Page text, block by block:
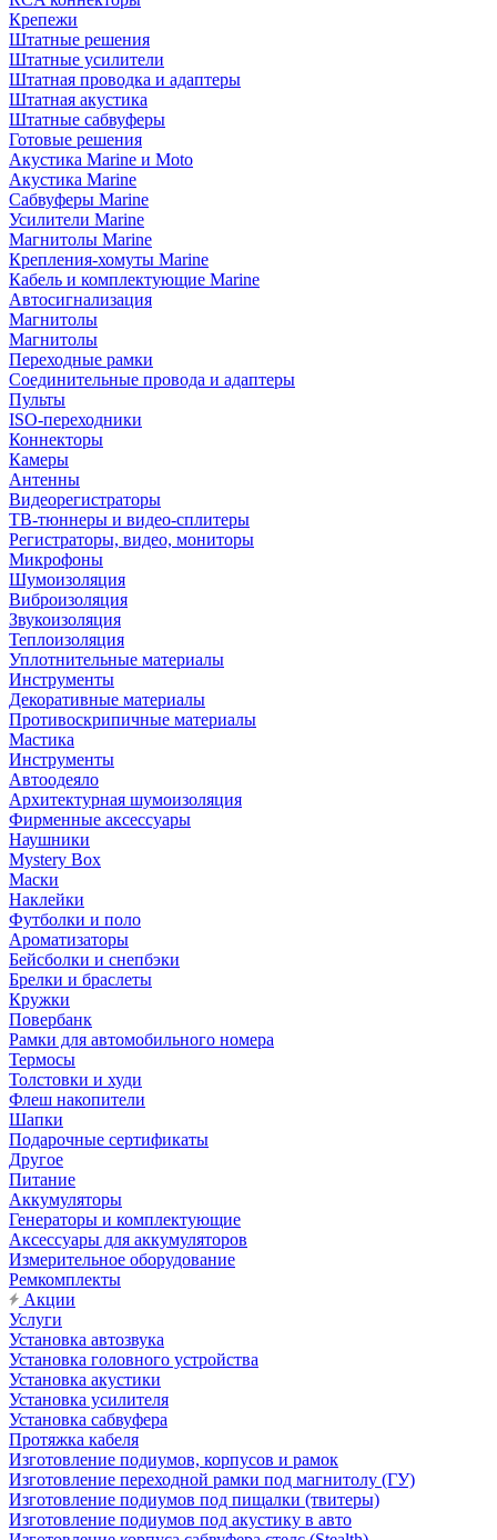
Крепежи
Штатные решения
Штатные усилители
Штатная проводка и адаптеры
Штатная акустика
Штатные сабвуферы
Готовые решения
Акустика Marine и Moto
Акустика Marine
Сабвуферы Marine
Усилители Marine
Магнитолы Marine
Крепления-хомуты Marine
Кабель и комплектующие Marine
Автосигнализация
Магнитолы
Магнитолы
Переходные рамки
Соединительные провода и адаптеры
Пульты
ISO-переходники
Коннекторы
Камеры
Антенны
Видеорегистраторы
ТВ-тюннеры и видео-сплитеры
Регистраторы, видео, мониторы
Микрофоны
Шумоизоляция
Виброизоляция
Звукоизоляция
Теплоизоляция
Уплотнительные материалы
Инструменты
Декоративные материалы
Противоскрипичные материалы
Мастика
Инструменты
Автоодеяло
Архитектурная шумоизоляция
Фирменные аксессуары
Наушники
Mystery Box
Маски
Наклейки
Футболки и поло
Ароматизаторы
Бейсболки и снепбэки
Брелки и браслеты
Кружки
Повербанк
Рамки для автомобильного номера
Термосы
Толстовки и худи
Флеш накопители
Шапки
Подарочные сертификаты
Другое
Питание
Аккумуляторы
Генераторы и комплектующие
Аксессуары для аккумуляторов
Измерительное оборудование
Ремкомплекты
Акции
Услуги
Установка автозвука
Установка головного устройства
Установка акустики
Установка усилителя
Установка сабвуфера
Протяжка кабеля
Изготовление подиумов, корпусов и рамок
Изготовление переходной рамки под магнитолу (ГУ)
Изготовление подиумов под пищалки (твитеры)
Изготовление подиумов под акустику в авто